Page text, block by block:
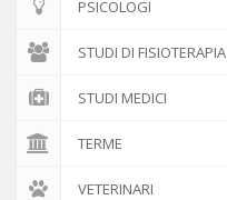
PSICOLOGI
STUDI DI FISIOTERAPIA
STUDI MEDICI
TERME
VETERINARI